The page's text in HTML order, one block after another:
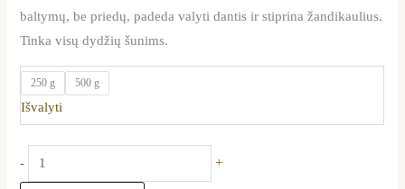
baltymų, be priedų, padeda valyti dantis ir stiprina žandikaulius.
Tinka visų dydžių šunims.
250 g 500 g
Išvalyti
- +